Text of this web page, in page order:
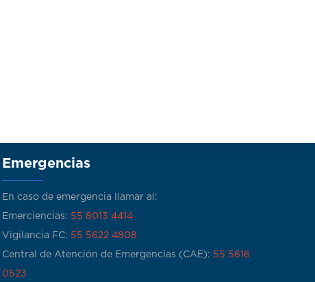
Emergencias
En caso de emergencia llamar al:
Emerciencias: 55 8013 4414
Vigilancia FC: 55 5622 4808
Central de Atención de Emergencias (CAE): 55 5616
0523